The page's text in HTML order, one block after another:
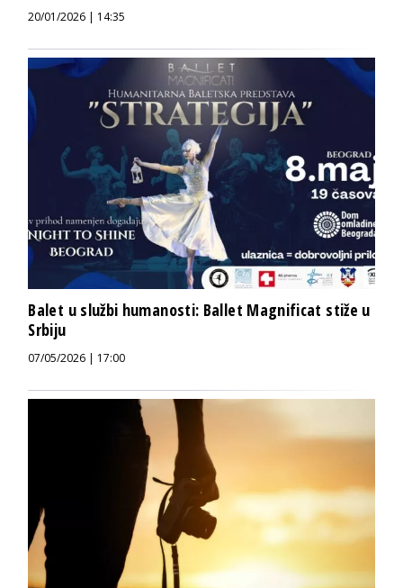
20/01/2026 | 14:35
Balet u službi humanosti: Ballet Magnificat stiže u
Srbiju
07/05/2026 | 17:00